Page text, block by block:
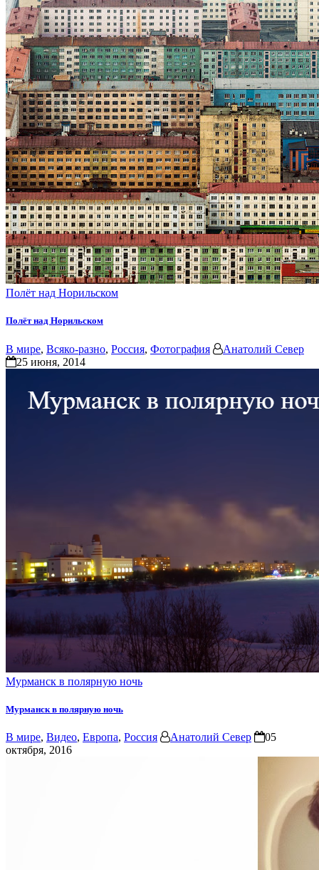
Полёт над Норильском
Полёт над Норильском
В мире, Всяко-разно, Россия, Фотография
Анатолий Север
25 июня, 2014
Мурманск в полярную ночь
Мурманск в полярную ночь
В мире, Видео, Европа, Россия Анатолий Север
05
октября, 2016